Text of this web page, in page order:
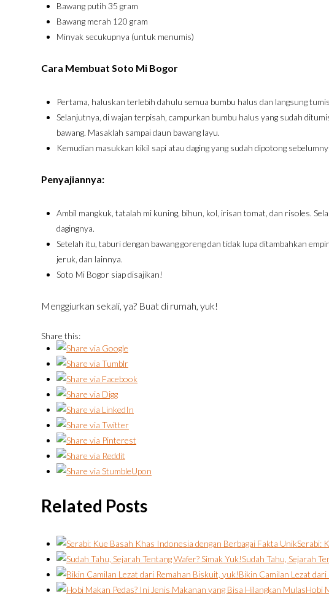
Bawang putih 35 gram
Bawang merah 120 gram
Minyak secukupnya (untuk menumis)
Cara Membuat Soto Mi Bogor
Pertama, haluskan terlebih dahulu semua bumbu halus dan langsung
Selanjutnya, di wajan terpisah, campurkan bumbu halus yang sudah
bawang. Masaklah sampai daun bawang layu.
Kemudian masukkan kikil sapi atau daging yang sudah dipotong
Penyajiannya:
Ambil mangkuk, tatalah mi kuning, bihun, kol, irisan tomat, dan risoles.
dagingnya.
Setelah itu, taburi dengan bawang goreng dan tidak lupa ditambahkan
jeruk, dan lainnya.
Soto Mi Bogor siap disajikan!
Menggiurkan sekali, ya? Buat di rumah, yuk!
Share this:
Related Posts
Serabi:
Sudah Tahu, Sejarah
Bikin Camilan Lezat
Hobi